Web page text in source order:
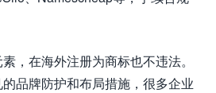
，在海外注册为商标也不违法。
品牌防护和布局措施，很多企业